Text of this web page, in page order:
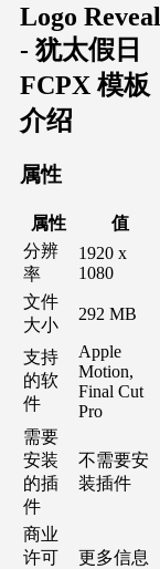
Logo Reveal
- 犹太假日
FCPX 模板
介绍
属性
属性
值
分辨
率
1920 x
1080
文件
大小
292 MB
支持
的软
件
Apple
Motion,
Final Cut
Pro
需要
安装
的插
件
不需要安
装插件
商业
许可
更多信息